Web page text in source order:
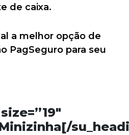
de caixa.
a melhor opção de
PagSeguro para seu